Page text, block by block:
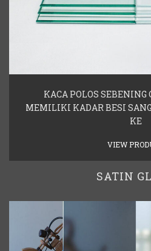
KACA POLOS SEBENING
MEMILIKI KADAR BESI
KE
VIEW
SATIN